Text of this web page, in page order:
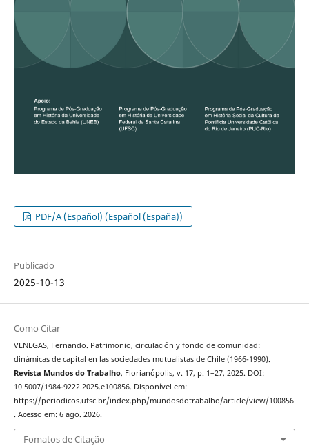
PDF/A (Español) (Español (España))
Publicado
2025-10-13
Como Citar
VENEGAS, Fernando. Patrimonio, circulación y fondo de comunidad:
dinámicas de capital en las sociedades mutualistas de Chile (1966-1990).
Revista Mundos do Trabalho, Florianópolis, v. 17, p. 1–27, 2025. DOI:
10.5007/1984-9222.2025.e100856. Disponível em:
https://periodicos.ufsc.br/index.php/mundosdotrabalho/article/view/100856
. Acesso em: 6 ago. 2026.
Fomatos de Citação